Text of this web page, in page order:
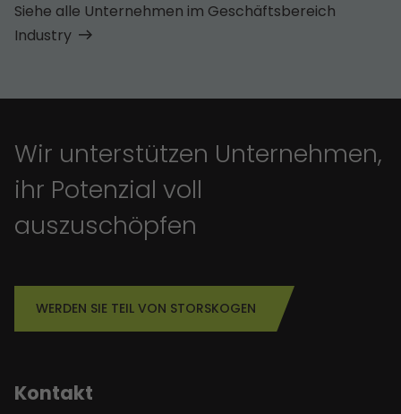
Siehe alle Unternehmen im Geschäfts­bereich
Industry
Wir unterstützen Unternehmen,
ihr Potenzial voll
auszuschöpfen
WERDEN SIE TEIL VON STORSKOGEN
Kontakt